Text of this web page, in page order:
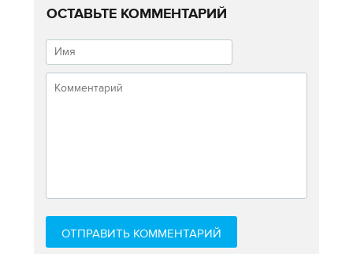
ОСТАВЬТЕ КОММЕНТАРИЙ
ОТПРАВИТЬ КОММЕНТАРИЙ